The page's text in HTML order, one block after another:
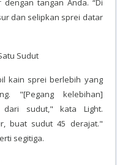
tangan Anda. “Di
dan selipkan sprei datar
Sudut
kain sprei berlebih yang
"[Pegang kelebihan]
sudut," kata Light.
buat sudut 45 derajat."
segitiga.